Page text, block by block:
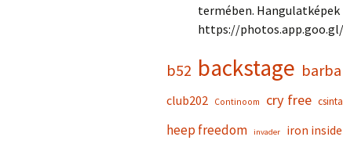
termében. Hangulatképek
https://photos.app.goo.gl/
b52 backstage
club202 Continoom cry free
heep freedom invader iron inside